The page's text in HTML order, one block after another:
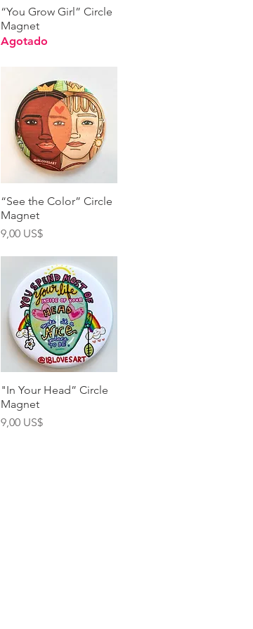
Vista rápida
“You Grow Girl” Circle
Magnet
Agotado
Vista rápida
“See the Color” Circle
Magnet
Precio
9,00 US$
Vista rápida
"In Your Head” Circle
Magnet
Precio
9,00 US$